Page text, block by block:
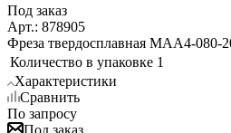
Под заказ
Арт.: 878905
Фреза твердосплавная MAA4-080-
Количество в упаковке 1
Характеристики
Сравнить
По запросу
Под заказ